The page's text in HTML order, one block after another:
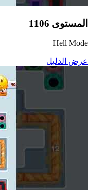
المستوى 1106
Hell Mode
عرض الدليل